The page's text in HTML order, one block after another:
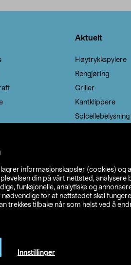
informasjonskapsler (cookies) og
din på vårt nettsted, analysere
funksjonelle, analytiske og
for at nettstedet skal
trekkes tilbake når som helst ved å
Innstillinger
Aktuelt
Høytrykkspylere
Rengjøring
Griller
Kantklippere
Solcellebelysning